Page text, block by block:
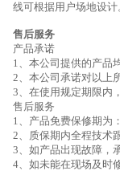
线可根据用户场地设计
售后服务
产品承诺
1、本公司提供的产品
2、本公司承诺对以上
3、在使用规定期限内
售后服务
1、产品免费保修期为
2、质保期内全程
3、如产品出现故障，
4、如未能在现场及时